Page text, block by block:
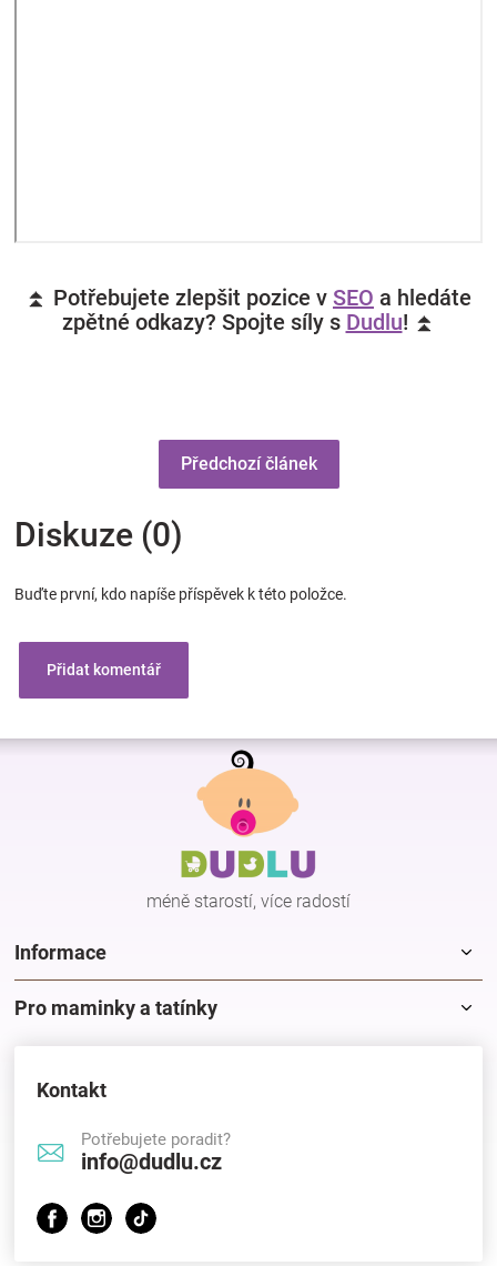
⏫ Potřebujete zlepšit pozice v SEO a hledáte
zpětné odkazy? Spojte síly s Dudlu! ⏫
Předchozí článek
Diskuze (0)
Buďte první, kdo napíše příspěvek k této položce.
Přidat komentář
Z
méně starostí, více radostí
Informace
Pro maminky a tatínky
Kontakt
Potřebujete poradit?
info@dudlu.cz